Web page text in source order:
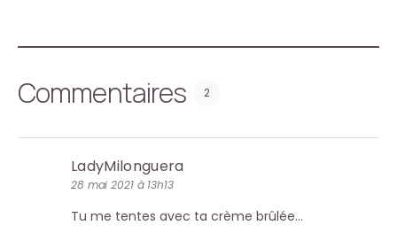
Commentaires 2
LadyMilonguera
28 mai 2021 à 13h13
Tu me tentes avec ta crème brûlée…